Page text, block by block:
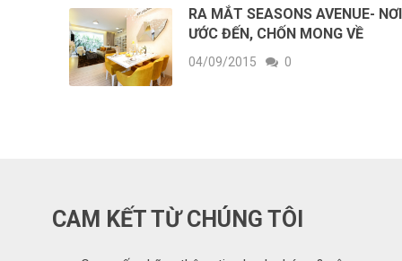
RA MẮT SEASONS AVENUE- NƠI
ƯỚC ĐẾN, CHỐN MONG VỀ
04/09/2015 0
CAM KẾT TỪ CHÚNG TÔI